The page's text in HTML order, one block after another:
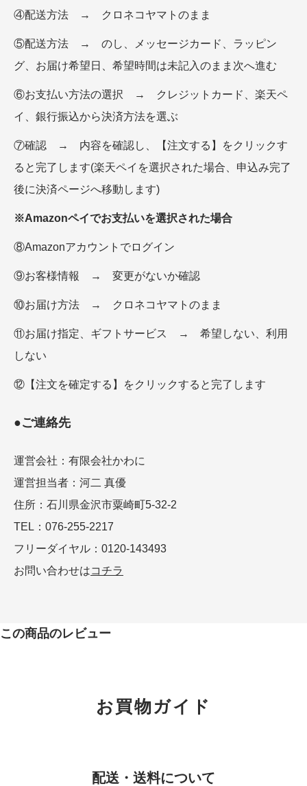
④配送方法 → クロネコヤマトのまま
⑤配送方法 → のし、メッセージカード、ラッピン
グ、お届け希望日、希望時間は未記入のまま次へ進む
⑥お支払い方法の選択 → クレジットカード、楽天ペ
イ、銀行振込から決済方法を選ぶ
⑦確認 → 内容を確認し、【注文する】をクリックす
ると完了します(楽天ペイを選択された場合、申込み完了
後に決済ページへ移動します)
※Amazonペイでお支払いを選択された場合
⑧Amazonアカウントでログイン
⑨お客様情報 → 変更がないか確認
⑩お届け方法 → クロネコヤマトのまま
⑪お届け指定、ギフトサービス → 希望しない、利用
しない
⑫【注文を確定する】をクリックすると完了します
●ご連絡先
運営会社：有限会社かわに
運営担当者：河二 真優
住所：石川県金沢市粟崎町5-32-2
TEL：076-255-2217
フリーダイヤル：0120-143493
お問い合わせはコチラ
この商品のレビュー
お買物ガイド
配送・送料について